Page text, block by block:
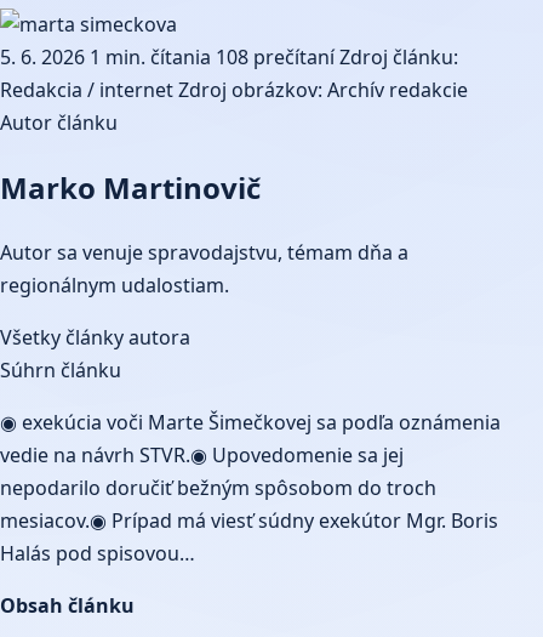
5. 6. 2026 1 min. čítania 108 prečítaníZdroj článku:
Redakcia / internetZdroj obrázkov: Archív redakcie
Autor článku
Marko Martinovič
Autor sa venuje spravodajstvu, témam dňa a
regionálnym udalostiam.
Všetky články autora
Súhrn článku
◉ exekúcia voči Marte Šimečkovej sa podľa oznámenia
vedie na návrh STVR.◉ Upovedomenie sa jej
nepodarilo doručiť bežným spôsobom do troch
mesiacov.◉ Prípad má viesť súdny exekútor Mgr. Boris
Halás pod spisovou…
Obsah článku